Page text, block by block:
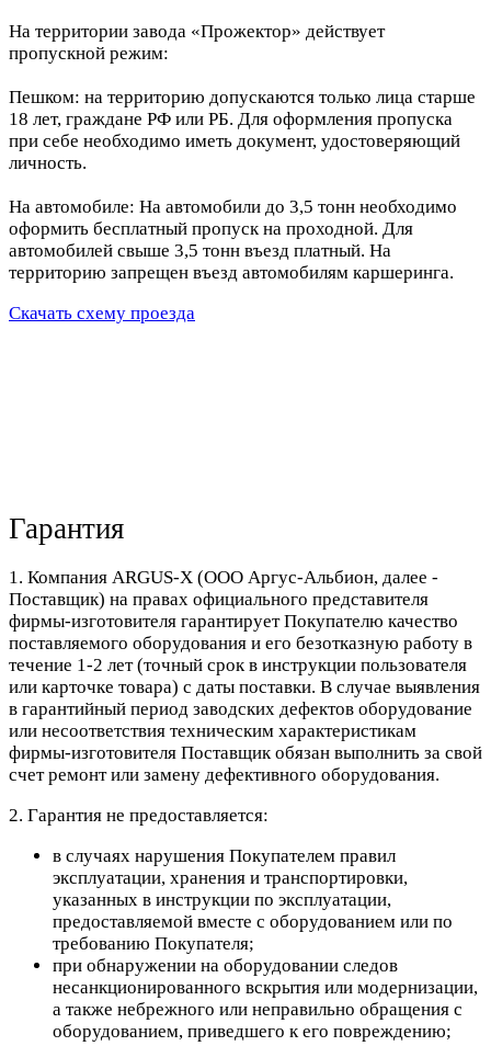
На территории завода «Прожектор» действует
пропускной режим:
Пешком: на территорию допускаются только лица старше
18 лет, граждане РФ или РБ. Для оформления пропуска
при себе необходимо иметь документ, удостоверяющий
личность.
На автомобиле: На автомобили до 3,5 тонн необходимо
оформить бесплатный пропуск на проходной. Для
автомобилей свыше 3,5 тонн въезд платный. На
территорию запрещен въезд автомобилям каршеринга.
Скачать схему проезда
Гарантия
1. Компания ARGUS-X (ООО Аргус-Альбион, далее -
Поставщик) на правах официального представителя
фирмы-изготовителя гарантирует Покупателю качество
поставляемого оборудования и его безотказную работу в
течение 1-2 лет (точный срок в инструкции пользователя
или карточке товара) с даты поставки. В случае выявления
в гарантийный период заводских дефектов оборудование
или несоответствия техническим характеристикам
фирмы-изготовителя Поставщик обязан выполнить за свой
счет ремонт или замену дефективного оборудования.
2. Гарантия не предоставляется:
в случаях нарушения Покупателем правил
эксплуатации, хранения и транспортировки,
указанных в инструкции по эксплуатации,
предоставляемой вместе с оборудованием или по
требованию Покупателя;
при обнаружении на оборудовании следов
несанкционированного вскрытия или модернизации,
а также небрежного или неправильно обращения с
оборудованием, приведшего к его повреждению;